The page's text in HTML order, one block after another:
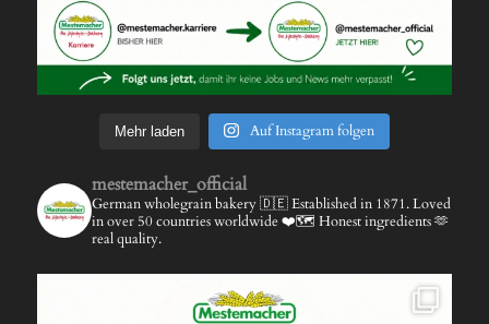
Mehr laden Auf Instagram folgen
mestemacher_official
German wholegrain bakery 🇩🇪Established in 1871.Loved
in over 50 countries worldwide ❤️🗺️ Honest ingredients 🫶
real quality.